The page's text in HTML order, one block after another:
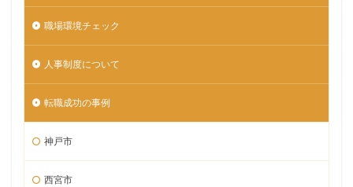
職場環境チェック
人事制度について
転職成功の事例
神戸市
西宮市